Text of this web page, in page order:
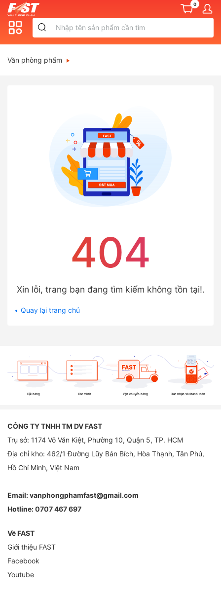
0
Văn phòng phẩm
404
Xin lỗi, trang bạn đang tìm kiếm không tồn tại!.
Quay lại trang chủ
Đặt hàng Xác minh Vận chuyển hàng Xác nhận và thanh toán
CÔNG TY TNHH TM DV FAST
Trụ sở: 1174 Võ Văn Kiệt, Phường 10, Quận 5, TP. HCM
Địa chỉ kho: 462/1 Đường Lũy Bán Bích, Hòa Thạnh, Tân Phú,
Hồ Chí Minh, Việt Nam
Email:vanphongphamfast@gmail.com
Hotline:0707 467 697
Về FAST
Giới thiệu FAST
Facebook
Youtube